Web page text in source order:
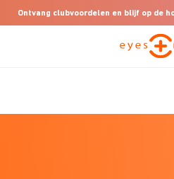
Ontvang clubvoordelen en blijf op de